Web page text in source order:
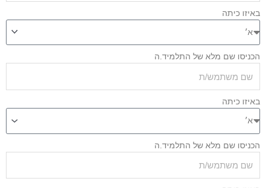
כיתה
שם מלא של התלמיד.ה
כיתה
שם מלא של התלמיד.ה